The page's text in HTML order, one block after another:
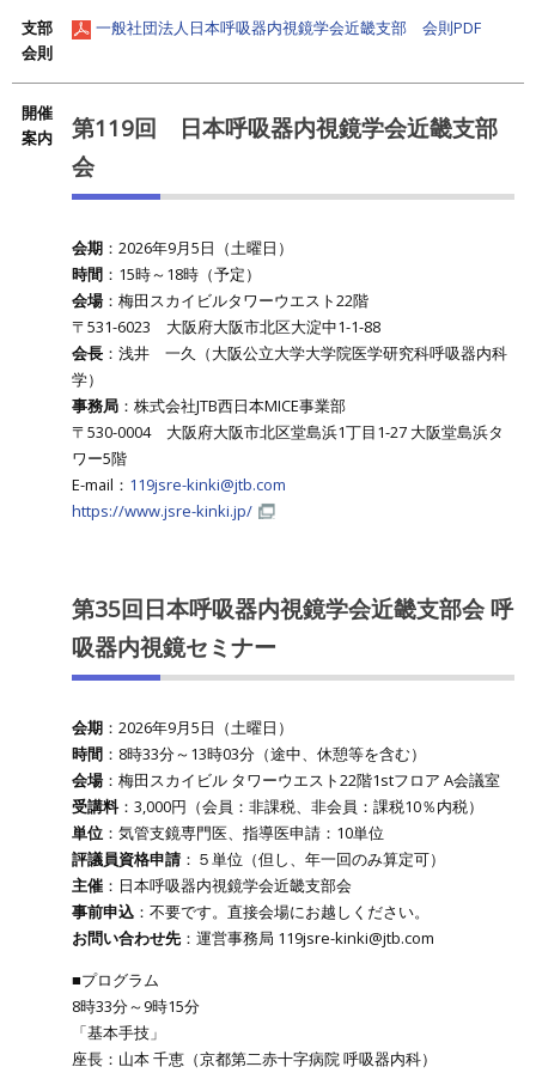
支部
会則
一般社団法人日本呼吸器内視鏡学会近畿支部 会則PDF
開催
案内
第119回 日本呼吸器内視鏡学会近畿支部
会
会期 ：2026年9月5日（土曜日）
時間 ：15時～18時（予定）
会場：梅田スカイビルタワーウエスト22階
〒531-6023 大阪府大阪市北区大淀中1-1-88
会長 ：浅井 一久（大阪公立大学大学院医学研究科呼吸器内科
学）
事務局 ：株式会社JTB西日本MICE事業部
〒530-0004 大阪府大阪市北区堂島浜1丁目1-27 大阪堂島浜タ
ワー5階
E-mail： 119jsre-kinki@jtb.com
https://www.jsre-kinki.jp/
第35回日本呼吸器内視鏡学会近畿支部会 呼
吸器内視鏡セミナー
会期 ：2026年9月5日（土曜日）
時間 ：8時33分～13時03分（途中、休憩等を含む）
会場：梅田スカイビル タワーウエスト22階1stフロア A会議室
受講料：3,000円（会員：非課税、非会員：課税10％内税）
単位 ：気管支鏡専門医、指導医申請：10単位
評議員資格申請 ：５単位（但し、年一回のみ算定可）
主催 ：日本呼吸器内視鏡学会近畿支部会
事前申込 ：不要です。直接会場にお越しください。
お問い合わせ先：運営事務局 119jsre-kinki@jtb.com
■プログラム
8時33分～9時15分
「基本手技」
座長：山本 千恵（京都第二赤十字病院 呼吸器内科）